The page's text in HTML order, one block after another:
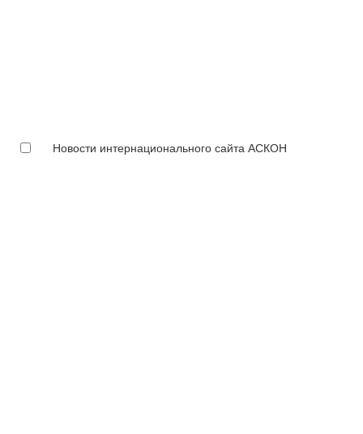
Новости интернационального сайта АСКОН